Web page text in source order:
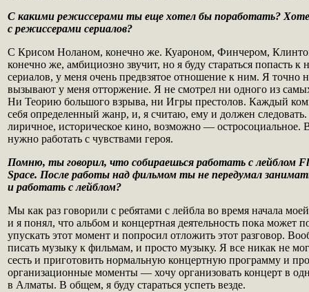
С какими режиссерами ты еще хотел бы поработать?
с режиссерами сериалов?
С Крисом Ноланом, конечно же. Куароном, Финчером,
конечно же, амбициозно звучит, но я буду стараться попасть к
сериалов, у меня очень предвзятое отношение к ним. Я точно
вызывают у меня отторжение. Я не смотрел ни одного из
Ни Теорию большого взрыва, ни Игры престолов. Каждый
себя определенный жанр, и, я считаю, ему и должен
лиричное, историческое кино, возможно — остросоциальное.
нужно работать с чувствами героя.
Помню, ты говорил, что собираешься работать с лейблом
Space. После работы над фильмом ты не передумал
и работать с лейблом?
Мы как раз говорили с ребятами с лейбла во время начала
и я понял, что альбом и концертная деятельность пока может
упускать этот момент и попросил отложить этот разговор.
писать музыку к фильмам, и просто музыку. Я все никак не
сесть и приготовить нормальную концертную программу и
организационные моменты — хочу организовать концерт в
в Алматы. В общем, я буду стараться успеть везде.